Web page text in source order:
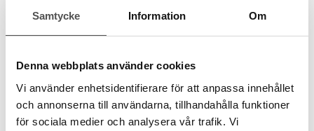
Samtycke Information Om
Denna webbplats använder cookies
Vi använder enhetsidentifierare för att anpassa innehållet
och annonserna till användarna, tillhandahålla funktioner
för sociala medier och analysera vår trafik. Vi
Gütermann
Naturlig bomull
Grovlek Nr 50
Tvättbar95 °C
35 kr